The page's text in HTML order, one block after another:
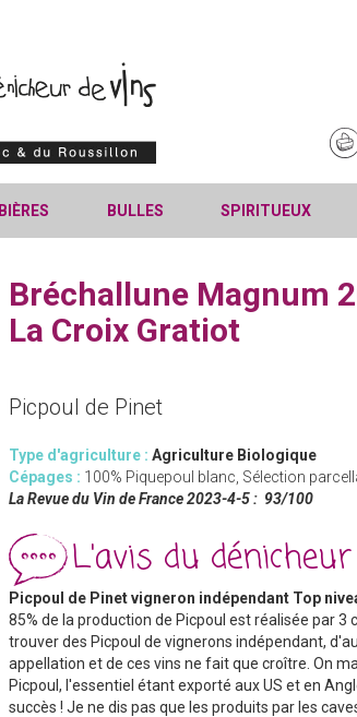
BIÈRES BULLES SPIRITUEUX
Bréchallune Magnum
La Croix Gratiot
Picpoul de Pinet
Type d'agriculture : Agriculture Biologique
Cépages : 100% Piquepoul blanc, Sélection
La Revue du Vin de France 2023-4-5 : 93/100
L'avis du dénicheur
Picpoul de Pinet vigneron indépendant Top
85% de la production de Picpoul est réalisée par 3
trouver des Picpoul de vignerons indépendant,
appellation et de ces vins ne fait que croître. On
Picpoul, l'essentiel étant exporté aux US et en
succès ! Je ne dis pas que les produits par les